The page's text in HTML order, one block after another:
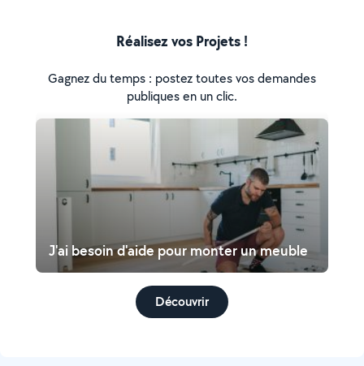
Réalisez vos Projets !
Gagnez du temps : postez toutes vos demandes
publiques en un clic.
J'ai besoin d'aide pour monter un meuble
Découvrir